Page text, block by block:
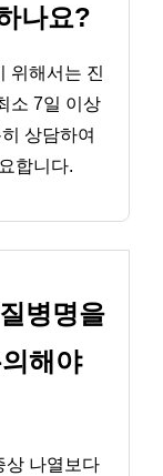
나요?
위해서는 진
소 7일 이상
상담하여
합니다.
병명을
해야
상 나열보다